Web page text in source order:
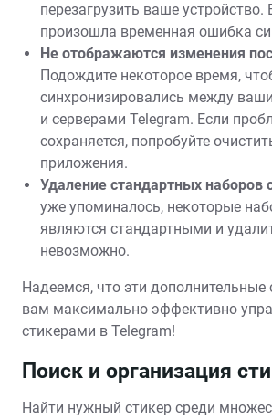
перезагрузить ваше
произошла временная ошибка
Не отображаются изменения
Подождите некоторое время,
синхронизировались между
и серверами Telegram. Если
сохраняется, попробуйте
приложения.
Удаление стандартных наборов
уже упоминалось, некоторые
являются стандартными и
невозможно.
Надеемся, что эти дополнительные
вам максимально эффективно
стикерами в Telegram!
Поиск и организация
Найти нужный стикер среди